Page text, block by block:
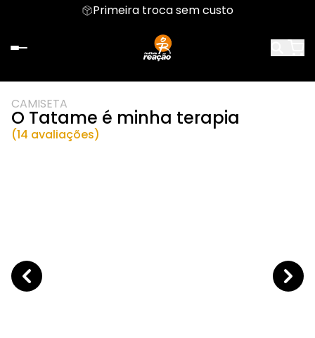
Primeira troca sem custo
CAMISETA
O Tatame é minha terapia
(14 avaliações)